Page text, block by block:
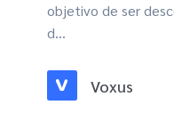
objetivo de ser
d...
Voxus